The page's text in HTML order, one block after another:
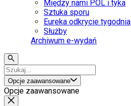
Między nami POL i tyka
Sztuka sporu
Eureka odkrycie tygodnia
Służby
Archiwum e-wydań
Opcje zaawansowane
Opcje zaawansowane